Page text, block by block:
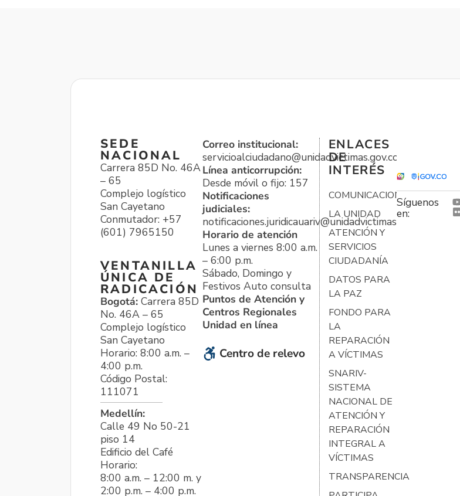
SEDE
NACIONAL
Carrera 85D No. 46A
– 65
Complejo logístico
San Cayetano
Conmutador: +57
(601) 7965150
VENTANILLA
ÚNICA DE
RADICACIÓN
Bogotá: Carrera 85D
No. 46A – 65
Complejo logístico
San Cayetano
Horario: 8:00 a.m. –
4:00 p.m.
Código Postal:
111071
Medellín:
Calle 49 No 50-21
piso 14
Edificio del Café
Horario:
8:00 a.m. – 12:00 m. y
2:00 p.m. – 4:00 p.m.
Correo institucional:
servicioalciudadano@unidadvictimas.gov.co
Línea anticorrupción:
Desde móvil o fijo: 157
Notificaciones
judiciales:
notificaciones.juridicauariv@unidadvictimas.gov.co
Horario de atención
Lunes a viernes 8:00 a.m.
– 6:00 p.m.
Sábado, Domingo y
Festivos Auto consulta
Puntos de Atención y
Centros Regionales
Unidad en línea
Centro de relevo
ENLACES
DE
INTERÉS
COMUNICACIONES
LA UNIDAD
ATENCIÓN Y
SERVICIOS
CIUDADANÍA
DATOS PARA
LA PAZ
FONDO PARA
LA
REPARACIÓN
A VÍCTIMAS
SNARIV-
SISTEMA
NACIONAL DE
ATENCIÓN Y
REPARACIÓN
INTEGRAL A
VÍCTIMAS
TRANSPARENCIA
Síguenos
en: